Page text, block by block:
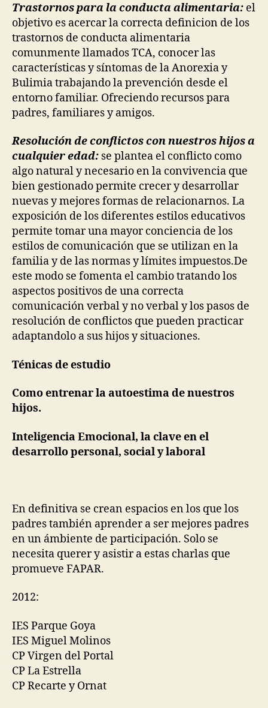
Trastornos para la conducta alimentaria: el
objetivo es acercar la correcta definicion de los
trastornos de conducta alimentaria
comunmente llamados TCA, conocer las
características y síntomas de la Anorexia y
Bulimia trabajando la prevención desde el
entorno familiar. Ofreciendo recursos para
padres, familiares y amigos.
Resolución de conflictos con nuestros hijos a
cualquier edad: se plantea el conflicto como
algo natural y necesario en la convivencia que
bien gestionado permite crecer y desarrollar
nuevas y mejores formas de relacionarnos. La
exposición de los diferentes estilos educativos
permite tomar una mayor conciencia de los
estilos de comunicación que se utilizan en la
familia y de las normas y límites impuestos.De
este modo se fomenta el cambio tratando los
aspectos positivos de una correcta
comunicación verbal y no verbal y los pasos de
resolución de conflictos que pueden practicar
adaptandolo a sus hijos y situaciones.
Ténicas de estudio
Como entrenar la autoestima de nuestros
hijos.
Inteligencia Emocional, la clave en el
desarrollo personal, social y laboral
En definitiva se crean espacios en los que los
padres también aprender a ser mejores padres
en un ámbiente de participación. Solo se
necesita querer y asistir a estas charlas que
promueve FAPAR.
2012:
IES Parque Goya
IES Miguel Molinos
CP Virgen del Portal
CP La Estrella
CP Recarte y Ornat